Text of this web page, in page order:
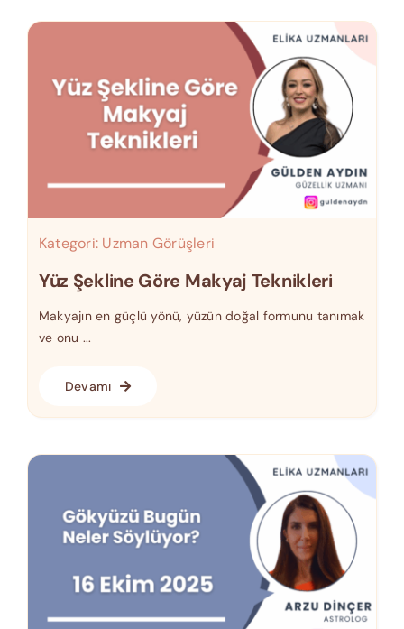
Kategori: Uzman Görüşleri
Yüz Şekline Göre Makyaj Teknikleri
Makyajın en güçlü yönü, yüzün doğal formunu tanımak
ve onu ...
Devamı